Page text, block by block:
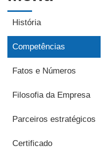
História
Competências
Fatos e Números
Filosofia da Empresa
Parceiros estratégicos
Certificado